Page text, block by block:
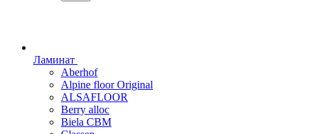
Ламинат
Aberhof
Alpine floor Original
ALSAFLOOR
Berry alloc
Biela CBM